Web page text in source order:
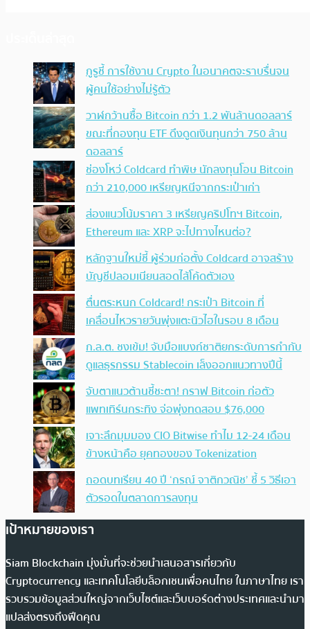
กูรูชี้ การใช้งาน Crypto ในอนาคตจะราบรื่นจน
ผู้คนใช้อย่างไม่รู้ตัว
วาฬกว้านซื้อ Bitcoin กว่า 1.2 พันล้านดอลลาร์
ขณะที่กองทุน ETF ดึงดูดเงินทุนกว่า 750 ล้าน
ดอลลาร์
ช่องโหว่ Coldcard ทำพิษ นักลงทุนโอน Bitcoin
กว่า 210,000 เหรียญหนีจากกระเป๋าเก่า
ส่องแนวโน้มราคา 3 เหรียญคริปโทฯ Bitcoin,
Ethereum และ XRP จะไปทางไหนต่อ?
หลักฐานใหม่ชี้ ผู้ร่วมก่อตั้ง Coldcard อาจสร้าง
บัญชีปลอมเนียนสอดไส้โค้ดตัวเอง
ตื่นตระหนก Coldcard! กระเป๋า Bitcoin ที่
เคลื่อนไหวรายวันพุ่งแตะนิวไฮในรอบ 8 เดือน
ก.ล.ต. ชงเข้ม! จับมือแบงก์ชาติยกระดับการกำกับ
ดูแลธุรกรรม Stablecoin เล็งออกแนวทางปีนี้
จับตาแนวต้านชี้ชะตา! กราฟ Bitcoin ก่อตัว
แพทเทิร์นกระทิง จ่อพุ่งทดสอบ $76,000
เจาะลึกมุมมอง CIO Bitwise ทำไม 12-24 เดือน
ข้างหน้าคือ ยุคทองของ Tokenization
ถอดบทเรียน 40 ปี ‘กรณ์ จาติกวณิช’ ชี้ 5 วิธีเอา
ตัวรอดในตลาดการลงทุน
เป้าหมายของเรา
Siam Blockchain มุ่งมั่นที่จะช่วยนำเสนอสารเกี่ยวกับ
Cryptocurrency และเทคโนโลยีบล็อกเชนเพื่อคนไทย ในภาษาไทย เรา
รวบรวมข้อมูลส่วนใหญ่จากเว็บไซต์และเว็บบอร์ดต่างประเทศและนำมา
แปลส่งตรงถึงฟีดคุณ